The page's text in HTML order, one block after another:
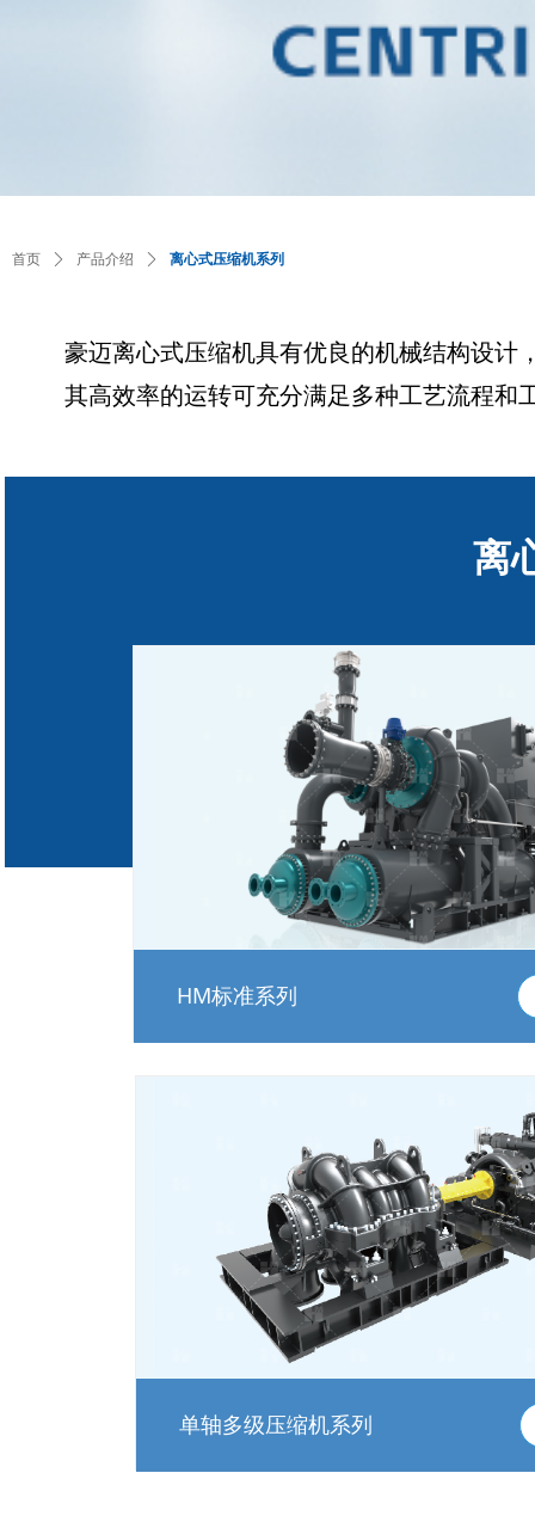
离
首页 ꄲ 产品介绍 ꄲ 离心式压缩机系列
豪迈离心式压缩机具有优良的机械结构设计
其高效率的运转可充分满足多种工艺流程和
HM标准系列
单轴多级压缩机系列